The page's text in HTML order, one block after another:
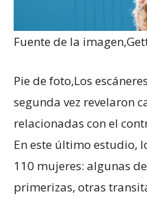
Fuente de la imagen,
Pie de foto,Los
segunda vez revelaron
relacionadas con el
En este último estudio,
110 mujeres: algunas
primerizas, otras